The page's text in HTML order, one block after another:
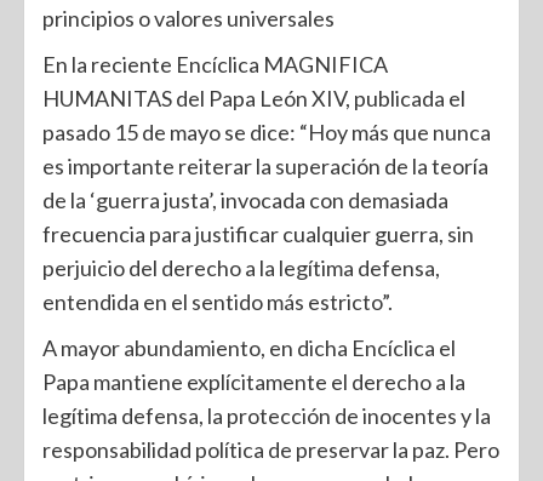
principios o valores universales
En la reciente Encíclica MAGNIFICA
HUMANITAS del Papa León XIV, publicada el
pasado 15 de mayo se dice: “Hoy más que nunca
es importante reiterar la superación de la teoría
de la ‘guerra justa’, invocada con demasiada
frecuencia para justificar cualquier guerra, sin
perjuicio del derecho a la legítima defensa,
entendida en el sentido más estricto”.
A mayor abundamiento, en dicha Encíclica el
Papa mantiene explícitamente el derecho a la
legítima defensa, la protección de inocentes y la
responsabilidad política de preservar la paz. Pero